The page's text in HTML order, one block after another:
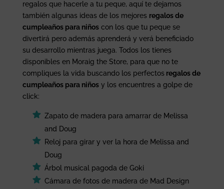
regalos que hacerle a tu peque, aquí te dejamos
también algunas ideas de los mejores regalos de
cumpleaños para niñoscon los que tu peque se
divertirá pero además aprenderá y verá beneficiado
su desarrollo mientras juega. Todos los tienes
disponibles en Moraig the Store, para que no te
compliques la vida buscando los perfectosregalos de
cumpleaños para niñosy los encuentres a golpe de
click:
Zapato de madera para amarrar de Melissa
and Doug
Reloj para girar y ver la hora de Melissa and
Doug
Árbol musical pagoda de Goki
Cámara de fotos de madera de Mad Design